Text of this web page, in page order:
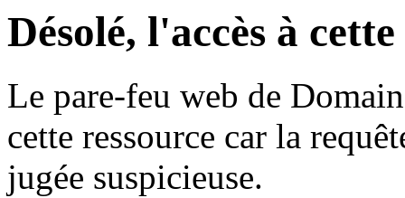
Désolé, l'accès à
Le pare-feu web de
cette ressource car la
jugée suspicieuse.